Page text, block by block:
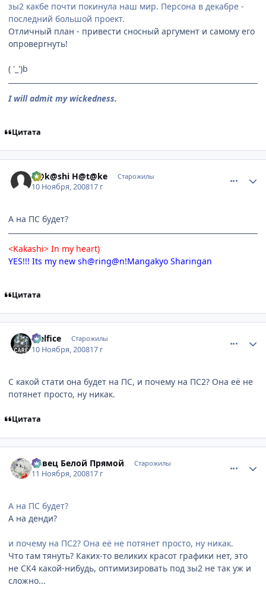
зы2 какбе почти покинула наш мир. Персона в декабре -
последний большой проект.
Отличный план - привести сносный аргумент и самому его
опровергнуть!
( '_')b
I will admit my wickedness.
Цитата
K@k@shi H@t@ke Старожилы
10 Ноября, 200817 г
А на ПС будет?
<Kakashi> In my heart)
YES!!! Its my new sh@ring@n!Mangakyo Sharingan
Цитата
Melfice Старожилы
10 Ноября, 200817 г
С какой стати она будет на ПС, и почему на ПС2? Она её не
потянет просто, ну никак.
Цитата
Певец Белой Прямой Старожилы
11 Ноября, 200817 г
А на ПС будет?
А на денди?
и почему на ПС2? Она её не потянет просто, ну никак.
Что там тянуть? Каких-то великих красот графики нет, это
не СК4 какой-нибудь, оптимизировать под зы2 не так уж и
сложно...